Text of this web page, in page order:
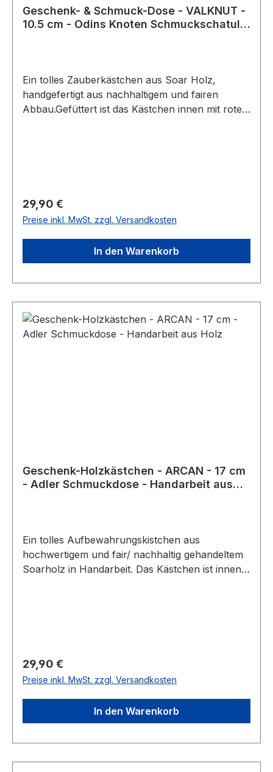
Geschenk- & Schmuck-Dose - VALKNUT -
10.5 cm - Odins Knoten Schmuckschatulle
Ein tolles Zauberkästchen aus Soar Holz,
handgefertigt aus nachhaltigem und fairen
Abbau.Gefüttert ist das Kästchen innen mit rotem
Regulärer Preis:
29,90 €
Preise inkl. MwSt. zzgl. Versandkosten
In den Warenkorb
Geschenk-Holzkästchen - ARCAN - 17 cm
- Adler Schmuckdose - Handarbeit aus
Ein tolles Aufbewahrungskistchen aus
hochwertigem und fair/ nachhaltig gehandeltem
Soarholz in Handarbeit. Das Kästchen ist innen
Regulärer Preis:
29,90 €
Preise inkl. MwSt. zzgl. Versandkosten
In den Warenkorb